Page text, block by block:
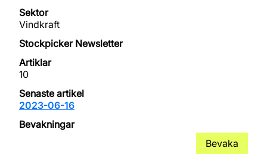
Vindkraft
10
2023-06-16
Bevaka